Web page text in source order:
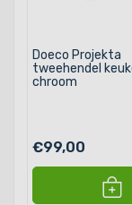
Doeco Projekta
tweehendel
chroom
€99,00